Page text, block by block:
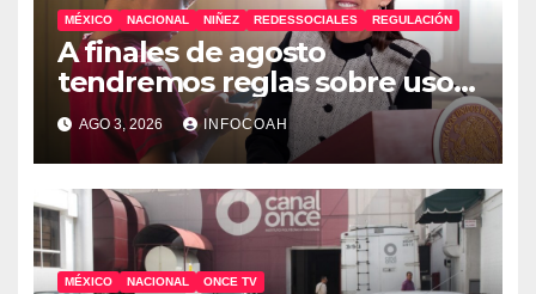
MÉXICO NACIONAL NIÑEZ REDESSOCIALES REGULACIÓN
A finales de agosto
tendremos reglas sobre uso
de celulares y redes sociales
en escuelas
AGO 3, 2026 INFOCOAH
MÉXICO NACIONAL ONCE TV